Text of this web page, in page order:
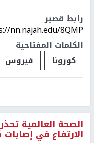
رابط قصير
nn.najah.edu/8QMP/
الكلمات المفتاحية
كورونا
فيروس
الصحة العالمية
الارتفاع في إصابات